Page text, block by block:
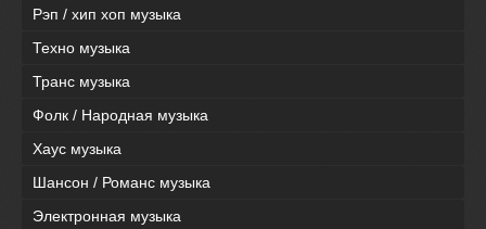
Рэп / хип хоп музыка
Техно музыка
Транс музыка
Фолк / Народная музыка
Хаус музыка
Шансон / Романс музыка
Электронная музыка